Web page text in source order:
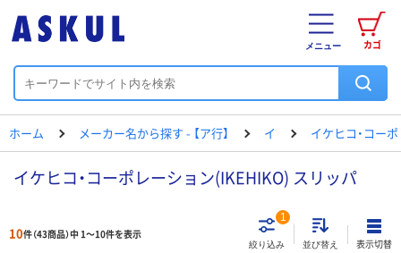
カゴ
メニュー
ホーム メーカー名から探す - 【ア行】 イ イケヒコ・コー
イケヒコ・コーポレーション(IKEHIKO) スリッパ
10件（43商品）中 1～10件を表示
絞り込み
1
並び替え 表示切替